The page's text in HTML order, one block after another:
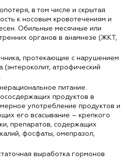
в том числе и скрытая.
к носовым кровотечениям и
Обильные месячные или
органов в анамнезе (ЖКТ,
протекающие с нарушением
(энтероколит, атрофический
питание.
продуктов в
употребление продуктов и
его всасывание – крепкого
препаратов, содержащих
фосфаты, омепразол,
выработка гормонов